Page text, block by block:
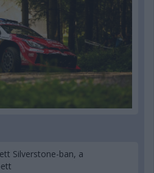
Silverstone-ban, a